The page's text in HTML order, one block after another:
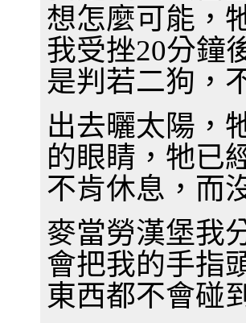
想怎麼可能，
我受挫20分鐘
是判若二狗，
出去曬太陽，
的眼睛，牠已
不肯休息，而
麥當勞漢堡我
會把我的手指
東西都不會碰